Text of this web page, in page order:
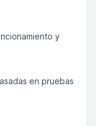
y
en pruebas